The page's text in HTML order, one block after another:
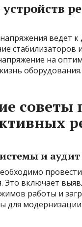
ведет
стабилизаторов
на
оборудования.
советы
и аудит
Это включает
работы и
для модернизации.